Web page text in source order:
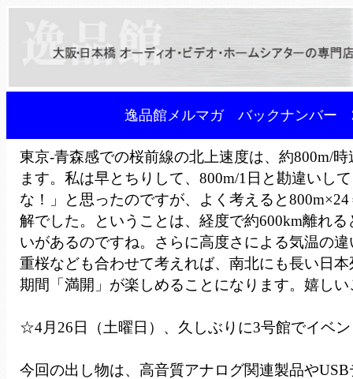
逸品館メルマガ バックナンバー
東京-青森感での桜前線の北上速度は、約800m/
ます。私は早とちりして、800m/1日と勘違いし
な！」と思ったのですが、よく考えると
解でした。ということは、経度で約600km離れ
いがあるのですね。さらに高度さによる気温の
重桜なども合わせて考えれば、南北にも長い日
期間「満開」が楽しめることになります。嬉し
☆4月26日（土曜日）、久しぶりに3号館でイベ
今回の出し物は、高音質アナログ関連製品や